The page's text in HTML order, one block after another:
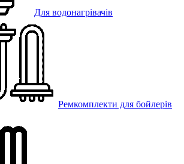
Для водонагрівачів
Ремкомплекти для бойлерів